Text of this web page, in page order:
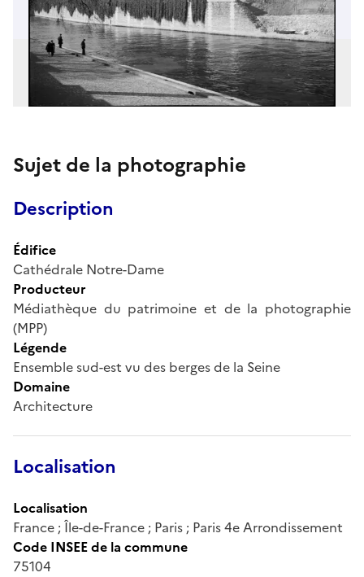
Sujet de la photographie
Description
Édifice
Cathédrale Notre-Dame
Producteur
Médiathèque du patrimoine et de la photographie
(MPP)
Légende
Ensemble sud-est vu des berges de la Seine
Domaine
Architecture
Localisation
Localisation
France ; Île-de-France ; Paris ; Paris 4e Arrondissement
Code INSEE de la commune
75104